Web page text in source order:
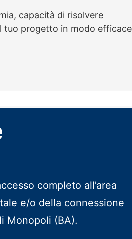
capacità di risolvere
tuo progetto in modo efficace
completo all’area
e/o della connessione
Monopoli (BA).